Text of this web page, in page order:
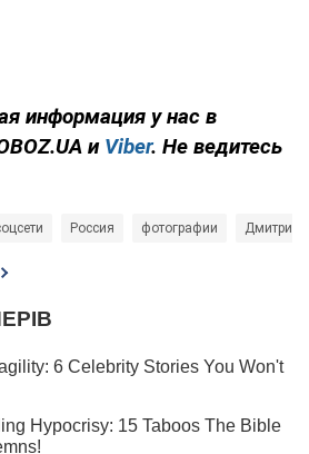
информация у нас в
и Viber. Не ведитесь
Россия фотографии Дмитрий